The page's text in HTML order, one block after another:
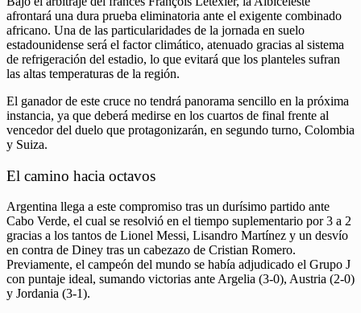
afrontará una dura prueba eliminatoria ante el exigente combinado
africano. Una de las particularidades de la jornada en suelo
estadounidense será el factor climático, atenuado gracias al sistema
de refrigeración del estadio, lo que evitará que los planteles sufran
las altas temperaturas de la región.
El ganador de este cruce no tendrá panorama sencillo en la próxima
instancia, ya que deberá medirse en los cuartos de final frente al
vencedor del duelo que protagonizarán, en segundo turno, Colombia
y Suiza.
El camino hacia octavos
Argentina llega a este compromiso tras un durísimo partido ante
Cabo Verde, el cual se resolvió en el tiempo suplementario por 3 a 2
gracias a los tantos de Lionel Messi, Lisandro Martínez y un desvío
en contra de Diney tras un cabezazo de Cristian Romero.
Previamente, el campeón del mundo se había adjudicado el Grupo J
con puntaje ideal, sumando victorias ante Argelia (3-0), Austria (2-0)
y Jordania (3-1).